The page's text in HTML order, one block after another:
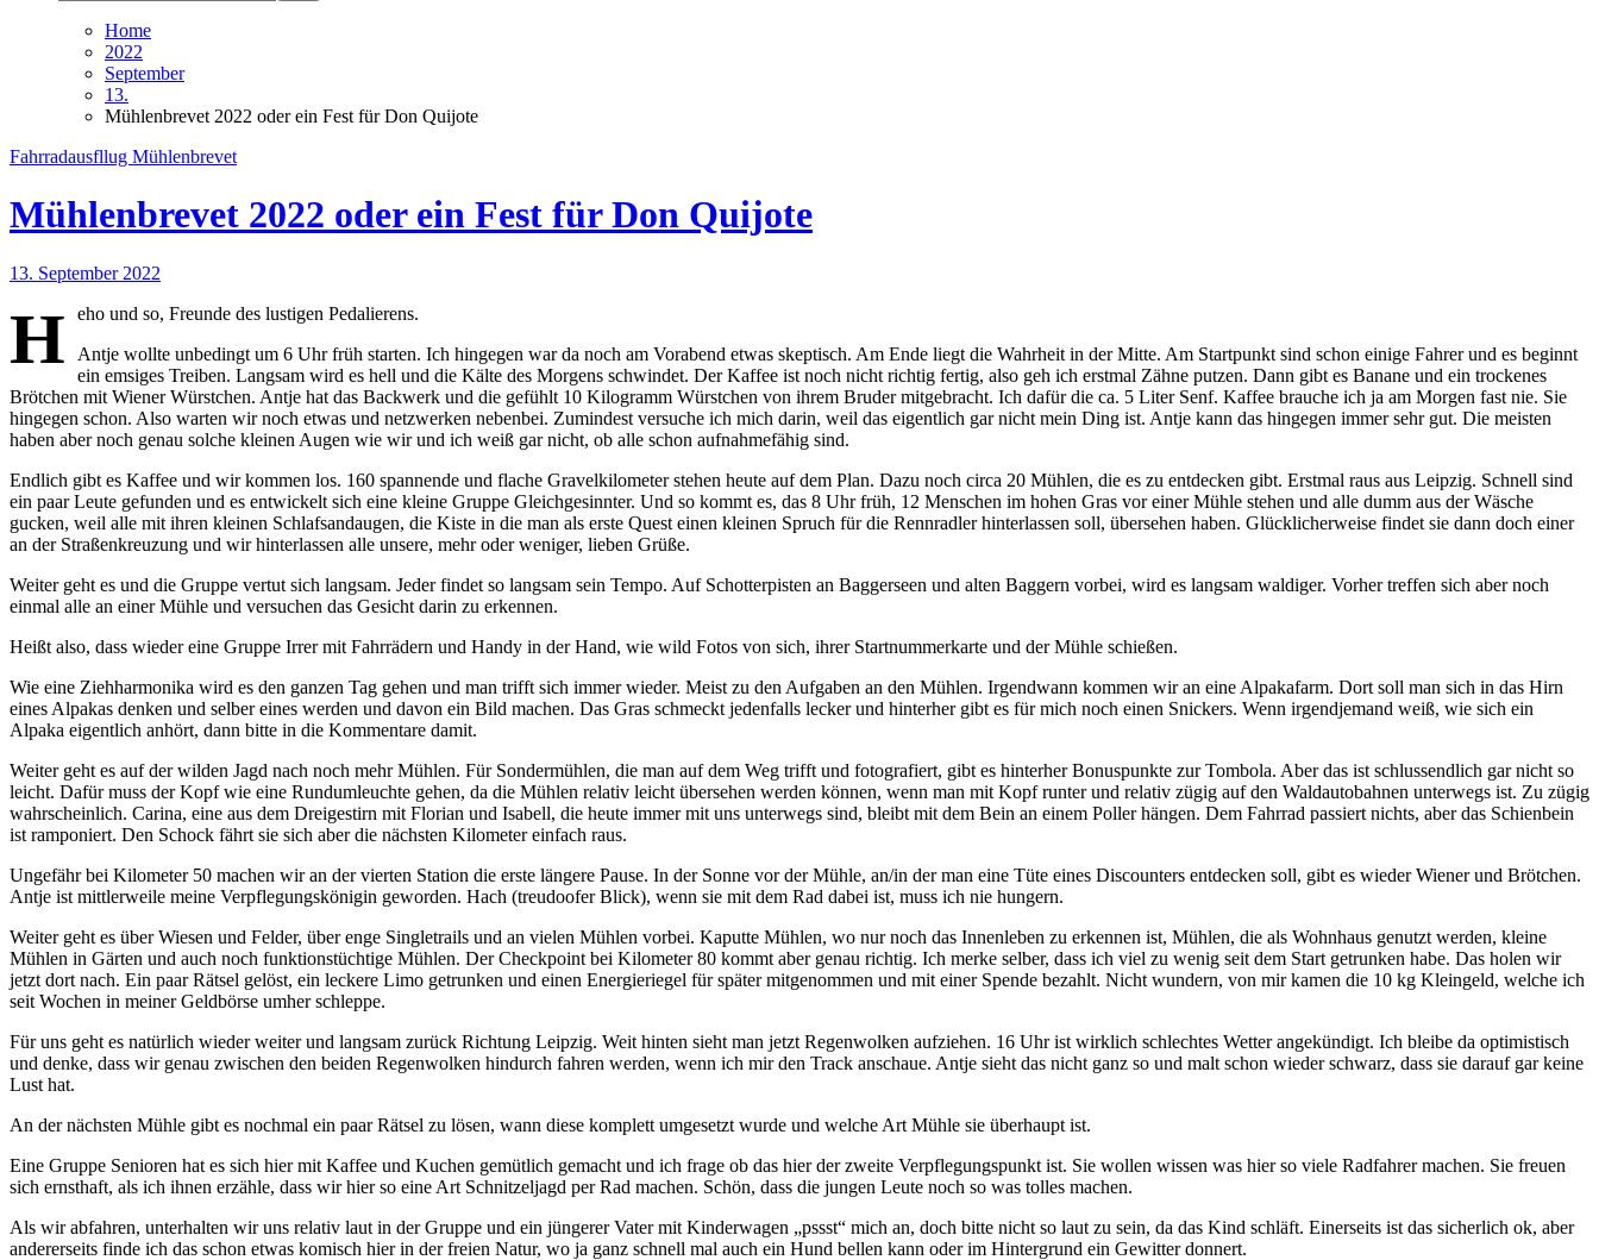
Home
2022
September
13.
Mühlenbrevet 2022 oder ein Fest für Don Quijote
Fahrradausfllug Mühlenbrevet
Mühlenbrevet 2022 oder ein Fest für Don Quijote
13. September 2022
H
eho und so, Freunde des lustigen Pedalierens.
Antje wollte unbedingt um 6 Uhr früh starten. Ich hingegen war da noch am Vorabend etwas skeptisch. Am Ende liegt die Wahrheit in der Mitte. Am Startpunkt sind schon einige Fahrer und es beginnt
ein emsiges Treiben. Langsam wird es hell und die Kälte des Morgens schwindet. Der Kaffee ist noch nicht richtig fertig, also geh ich erstmal Zähne putzen. Dann gibt es Banane und ein trockenes
Brötchen mit Wiener Würstchen. Antje hat das Backwerk und die gefühlt 10 Kilogramm Würstchen von ihrem Bruder mitgebracht. Ich dafür die ca. 5 Liter Senf. Kaffee brauche ich ja am Morgen fast nie. Sie
hingegen schon. Also warten wir noch etwas und netzwerken nebenbei. Zumindest versuche ich mich darin, weil das eigentlich gar nicht mein Ding ist. Antje kann das hingegen immer sehr gut. Die meisten
haben aber noch genau solche kleinen Augen wie wir und ich weiß gar nicht, ob alle schon aufnahmefähig sind.
Endlich gibt es Kaffee und wir kommen los. 160 spannende und flache Gravelkilometer stehen heute auf dem Plan. Dazu noch circa 20 Mühlen, die es zu entdecken gibt. Erstmal raus aus Leipzig. Schnell sind
ein paar Leute gefunden und es entwickelt sich eine kleine Gruppe Gleichgesinnter. Und so kommt es, das 8 Uhr früh, 12 Menschen im hohen Gras vor einer Mühle stehen und alle dumm aus der Wäsche
gucken, weil alle mit ihren kleinen Schlafsandaugen, die Kiste in die man als erste Quest einen kleinen Spruch für die Rennradler hinterlassen soll, übersehen haben. Glücklicherweise findet sie dann doch einer
an der Straßenkreuzung und wir hinterlassen alle unsere, mehr oder weniger, lieben Grüße.
Weiter geht es und die Gruppe vertut sich langsam. Jeder findet so langsam sein Tempo. Auf Schotterpisten an Baggerseen und alten Baggern vorbei, wird es langsam waldiger. Vorher treffen sich aber noch
einmal alle an einer Mühle und versuchen das Gesicht darin zu erkennen.
Heißt also, dass wieder eine Gruppe Irrer mit Fahrrädern und Handy in der Hand, wie wild Fotos von sich, ihrer Startnummerkarte und der Mühle schießen.
Wie eine Ziehharmonika wird es den ganzen Tag gehen und man trifft sich immer wieder. Meist zu den Aufgaben an den Mühlen. Irgendwann kommen wir an eine Alpakafarm. Dort soll man sich in das Hirn
eines Alpakas denken und selber eines werden und davon ein Bild machen. Das Gras schmeckt jedenfalls lecker und hinterher gibt es für mich noch einen Snickers. Wenn irgendjemand weiß, wie sich ein
Alpaka eigentlich anhört, dann bitte in die Kommentare damit.
Weiter geht es auf der wilden Jagd nach noch mehr Mühlen. Für Sondermühlen, die man auf dem Weg trifft und fotografiert, gibt es hinterher Bonuspunkte zur Tombola. Aber das ist schlussendlich gar nicht so
leicht. Dafür muss der Kopf wie eine Rundumleuchte gehen, da die Mühlen relativ leicht übersehen werden können, wenn man mit Kopf runter und relativ zügig auf den Waldautobahnen unterwegs ist. Zu zügig
wahrscheinlich. Carina, eine aus dem Dreigestirn mit Florian und Isabell, die heute immer mit uns unterwegs sind, bleibt mit dem Bein an einem Poller hängen. Dem Fahrrad passiert nichts, aber das Schienbein
ist ramponiert. Den Schock fährt sie sich aber die nächsten Kilometer einfach raus.
Ungefähr bei Kilometer 50 machen wir an der vierten Station die erste längere Pause. In der Sonne vor der Mühle, an/in der man eine Tüte eines Discounters entdecken soll, gibt es wieder Wiener und Brötchen.
Antje ist mittlerweile meine Verpflegungskönigin geworden. Hach (treudoofer Blick), wenn sie mit dem Rad dabei ist, muss ich nie hungern.
Weiter geht es über Wiesen und Felder, über enge Singletrails und an vielen Mühlen vorbei. Kaputte Mühlen, wo nur noch das Innenleben zu erkennen ist, Mühlen, die als Wohnhaus genutzt werden, kleine
Mühlen in Gärten und auch noch funktionstüchtige Mühlen. Der Checkpoint bei Kilometer 80 kommt aber genau richtig. Ich merke selber, dass ich viel zu wenig seit dem Start getrunken habe. Das holen wir
jetzt dort nach. Ein paar Rätsel gelöst, ein leckere Limo getrunken und einen Energieriegel für später mitgenommen und mit einer Spende bezahlt. Nicht wundern, von mir kamen die 10 kg Kleingeld, welche ich
seit Wochen in meiner Geldbörse umher schleppe.
Für uns geht es natürlich wieder weiter und langsam zurück Richtung Leipzig. Weit hinten sieht man jetzt Regenwolken aufziehen. 16 Uhr ist wirklich schlechtes Wetter angekündigt. Ich bleibe da optimistisch
und denke, dass wir genau zwischen den beiden Regenwolken hindurch fahren werden, wenn ich mir den Track anschaue. Antje sieht das nicht ganz so und malt schon wieder schwarz, dass sie darauf gar keine
Lust hat.
An der nächsten Mühle gibt es nochmal ein paar Rätsel zu lösen, wann diese komplett umgesetzt wurde und welche Art Mühle sie überhaupt ist.
Eine Gruppe Senioren hat es sich hier mit Kaffee und Kuchen gemütlich gemacht und ich frage ob das hier der zweite Verpflegungspunkt ist. Sie wollen wissen was hier so viele Radfahrer machen. Sie freuen
sich ernsthaft, als ich ihnen erzähle, dass wir hier so eine Art Schnitzeljagd per Rad machen. Schön, dass die jungen Leute noch so was tolles machen.
Als wir abfahren, unterhalten wir uns relativ laut in der Gruppe und ein jüngerer Vater mit Kinderwagen „pssst“ mich an, doch bitte nicht so laut zu sein, da das Kind schläft. Einerseits ist das sicherlich ok, aber
andererseits finde ich das schon etwas komisch hier in der freien Natur, wo ja ganz schnell mal auch ein Hund bellen kann oder im Hintergrund ein Gewitter donnert.